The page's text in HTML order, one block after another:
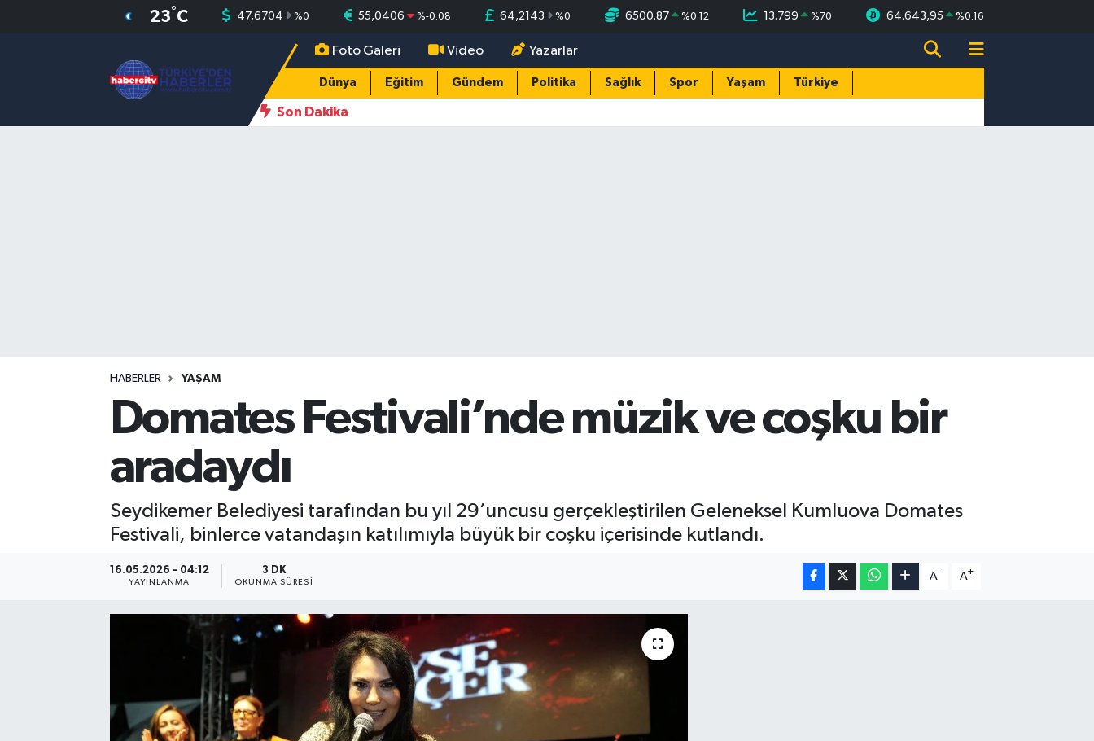
23°C 47,6704 %0 55,0406 %-0.08 64,2143 %0 6500.87 %0.12 13.799 %70 64.643,95 %0.16
Foto Galeri Video Yazarlar
Dünya Eğitim Gündem Politika Sağlık Spor Yaşam Türkiye
Son Dakika
HABERLER YAŞAM
Domates Festivali’nde müzik ve coşku bir
aradaydı
Seydikemer Belediyesi tarafından bu yıl 29’uncusu gerçekleştirilen Geleneksel Kumluova Domates
Festivali, binlerce vatandaşın katılımıyla büyük bir coşku içerisinde kutlandı.
16.05.2026 - 04:12
YAYINLANMA
3 DK
OKUNMA SÜRESI
A- A+
Nöbetçi Eczaneler
Hava Durumu